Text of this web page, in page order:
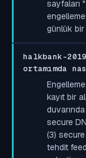
sayfaları
günlük
halkbank-
ortamımda
kayıt bir
secure
(3)
tehdit